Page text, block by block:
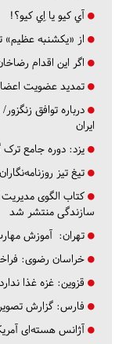
آي كيو يا اِي كيو؟!
از «یکشنبه عظیم»
اگر این اقدام
تمدید عضویت
درباره توافق
ایران
یزد: دوره جامع ترک
تیغ تیز
کتاب الگوی
سازندگی منتشر شد
تهران: آموزش
خراسان رضوی:
قزوین: غزه غذا ندارد
فارس: گزارش
آژانس هسته‌ای